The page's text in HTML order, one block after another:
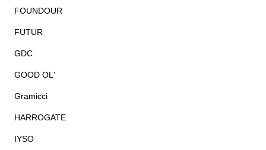
FOUNDOUR
FUTUR
GDC
GOOD OL'
Gramicci
HARROGATE
IYSO